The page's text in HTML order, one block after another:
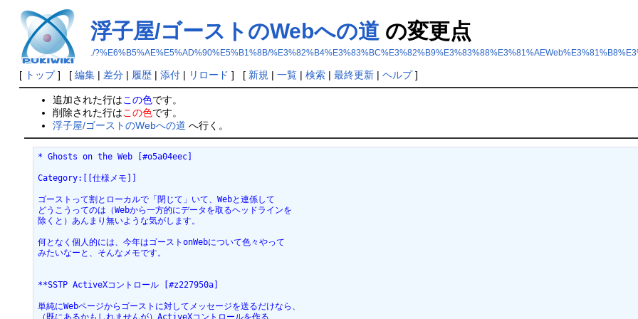
浮子屋/ゴーストのWebへの道 の変更点
./?%E6%B5%AE%E5%AD%90%E5%B1%8B/
[ トップ] [ 編集| 差分| 履歴| 添付| リロード ] [ 新規 | 一覧| 検索| 最終更新| ヘルプ]
追加された行はこの色です。
削除された行はこの色です。
浮子屋/ゴーストのWebへの道 へ行く。
* Ghosts on the Web [#o5a04eec]
Category:[[仕様メモ]]
ゴーストって割とローカルで「閉じて」いて、Webと連係して
どうこうってのは（Webから一方的にデータを取るヘッドラインを
除くと）あんまり無いような気がします。
何となく個人的には、今年はゴーストonWebについて色々やって
みたいなーと、そんなメモです。
**SSTP ActiveXコントロール [#z227950a]
単純にWebページからゴーストに対してメッセージを送るだけなら、
（既にあるかもしれませんが）ActiveXコントロールを作る